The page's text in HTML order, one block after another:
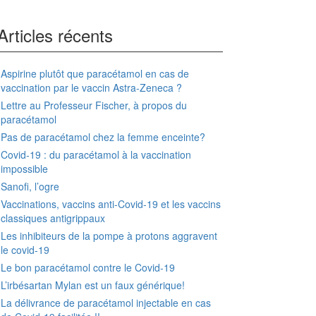
récents
Aspirine plutôt que paracétamol en cas de
vaccination par le vaccin Astra-Zeneca ?
Lettre au Professeur Fischer, à propos du
paracétamol
Pas de paracétamol chez la femme enceinte?
Covid-19 : du paracétamol à la vaccination
impossible
Sanofi, l’ogre
Vaccinations, vaccins anti-Covid-19 et les vaccins
classiques antigrippaux
Les inhibiteurs de la pompe à protons aggravent
le covid-19
Le bon paracétamol contre le Covid-19
L’irbésartan Mylan est un faux générique!
La délivrance de paracétamol injectable en cas